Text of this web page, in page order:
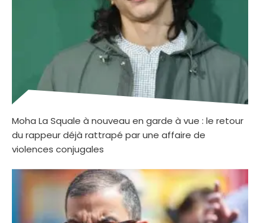
Moha La Squale à nouveau en garde à vue : le retour
du rappeur déjà rattrapé par une affaire de
violences conjugales